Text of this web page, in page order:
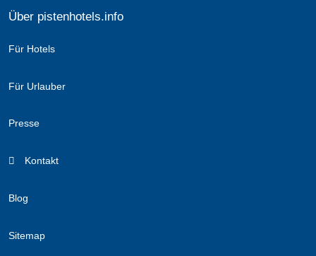
Über pistenhotels.info
Für Hotels
Für Urlauber
Presse
Kontakt
Blog
Sitemap